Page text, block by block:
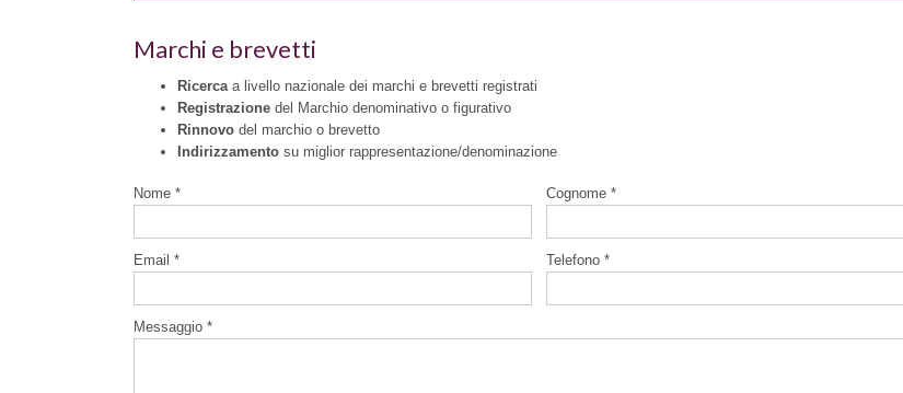
Marchi e brevetti
Ricercaa livello nazionale dei marchi e brevetti registrati
Registrazione del Marchio denominativo o figurativo
Rinnovo del marchio o brevetto
Indirizzamento su miglior rappresentazione/denominazione
Nome * Cognome *
Email * Telefono *
Messaggio *